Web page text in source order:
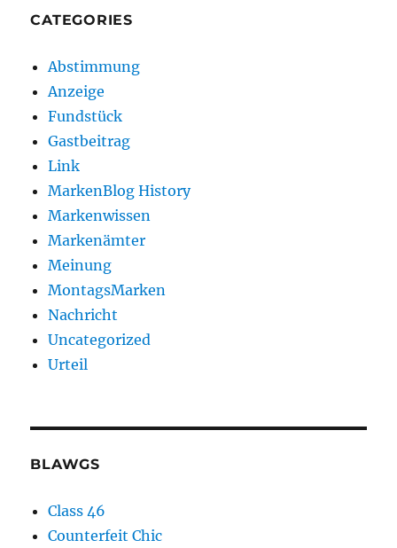
CATEGORIES
Abstimmung
Anzeige
Fundstück
Gastbeitrag
Link
MarkenBlog History
Markenwissen
Markenämter
Meinung
MontagsMarken
Nachricht
Uncategorized
Urteil
BLAWGS
Class 46
Counterfeit Chic